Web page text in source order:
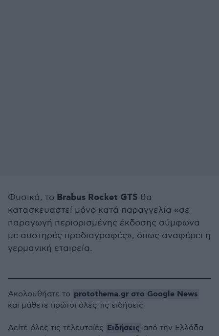
Φυσικά, το Brabus Rocket GTS θα
κατασκευαστεί μόνο κατά παραγγελία «σε
παραγωγή περιορισμένης έκδοσης σύμφωνα
με αυστηρές προδιαγραφές», όπως αναφέρει η
γερμανική εταιρεία.
Ακολουθήστε το protothema.gr στο Google News
και μάθετε πρώτοι όλες τις ειδήσεις
Δείτε όλες τις τελευταίες Ειδήσεις από την Ελλάδα